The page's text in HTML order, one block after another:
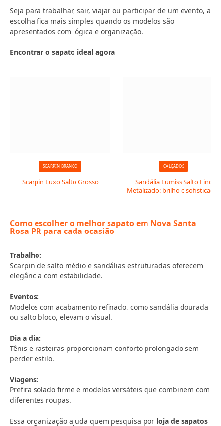
Seja para trabalhar, sair, viajar ou participar de um evento, a
escolha fica mais simples quando os modelos são
apresentados com lógica e organização.
Encontrar o sapato ideal agora
SCARPIN BRANCO
Scarpin Luxo Salto Grosso
CALÇADOS
Sandália Lumiss Salto Fino
Metalizado: brilho e sofisticação
Como escolher o melhor sapato em Nova Santa
Rosa PR para cada ocasião
Trabalho:
Scarpin de salto médio e sandálias estruturadas oferecem
elegância com estabilidade.
Eventos:
Modelos com acabamento refinado, como sandália dourada
ou salto bloco, elevam o visual.
Dia a dia:
Tênis e rasteiras proporcionam conforto prolongado sem
perder estilo.
Viagens:
Prefira solado firme e modelos versáteis que combinem com
diferentes roupas.
Essa organização ajuda quem pesquisa por loja de sapatos